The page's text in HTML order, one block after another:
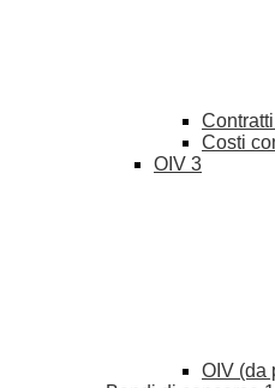
Costi
OIV 3
OIV (da